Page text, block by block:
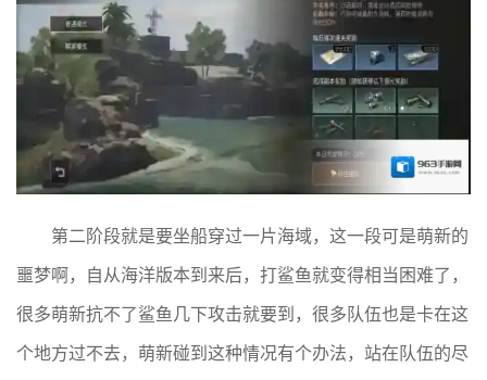
第二阶段就是要坐船穿过一片海域，这一段可是萌新的
噩梦啊，自从海洋版本到来后，打鲨鱼就变得相当困难了，
很多萌新抗不了鲨鱼几下攻击就要到，很多队伍也是卡在这
个地方过不去，萌新碰到这种情况有个办法，站在队伍的尽